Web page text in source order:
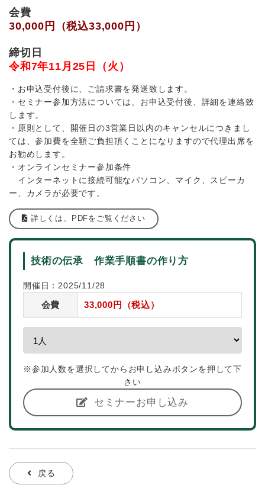
会費
30,000円（税込33,000円）
締切日
令和7年11月25日（火）
・お申込受付後に、ご請求書を発送致します。
・セミナー参加方法については、お申込受付後、詳細を連絡致
します。
・原則として、開催日の3営業日以内のキャンセルにつきまし
ては、参加費を全額ご負担頂くことになりますので代理出席を
お勧めします。
・オンラインセミナー参加条件
インターネットに接続可能なパソコン、マイク、スピーカ
ー、カメラが必要です。
詳しくは、PDFをご覧ください
技術の伝承 作業手順書の作り方
開催日：2025/11/28
会費 33,000円（税込）
※参加人数を選択してからお申し込みボタンを押して下
さい
セミナーお申し込み
戻る